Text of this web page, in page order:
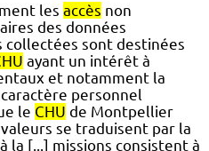
les accès non
des données
collectées sont destinées
ayant un intérêt à
et notamment la
personnel
le CHU de Montpellier
se traduisent par la
la [...] missions consistent à